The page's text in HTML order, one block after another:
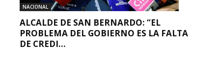
NACIONAL
ALCALDE DE SAN BERNARDO: “EL
PROBLEMA DEL GOBIERNO ES LA FALTA
DE CREDI...